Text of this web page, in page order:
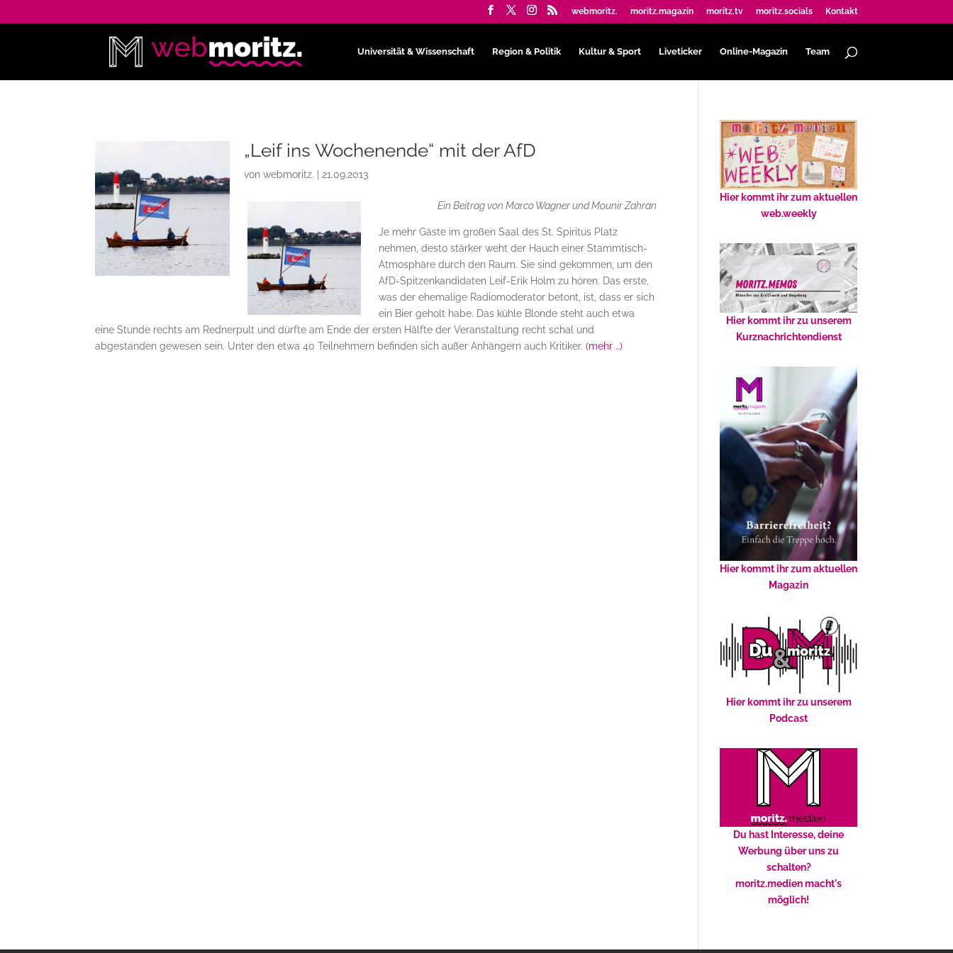
webmoritz. moritz.magazin moritz.tv moritz.socials Kontakt
Universität & Wissenschaft Region & Politik Kultur & Sport Liveticker Online-Magazin Team
„Leif ins Wochenende“ mit der AfD
vonwebmoritz. 21.09.2013
Ein Beitrag vonMarco Wagner und Mounir Zahran
Je mehr Gäste im großen Saal des St. Spiritus Platz
nehmen, desto stärker weht der Hauch einer Stammtisch-
Atmosphäre durch den Raum. Sie sind gekommen, um den
AfD-Spitzenkandidaten Leif-Erik Holm zu hören. Das erste,
was der ehemalige Radiomoderator betont, ist, dass er sich
ein Bier geholt habe. Das kühle Blonde steht auch etwa
eine Stunde rechts am Rednerpult und dürfte am Ende der ersten Hälfte der Veranstaltung recht schal und
abgestanden gewesen sein. Unter den etwa 40 Teilnehmern befinden sich außer Anhängern auch Kritiker.(mehr …)
Hier kommt ihr zum aktuellen
web.weekly
Hier kommt ihr zu unserem
Kurznachrichtendienst
Hier kommt ihr zum aktuellen
Magazin
Hier kommt ihr zu unserem
Podcast
Du hast Interesse, deine
Werbung über uns zu
schalten?
moritz.medien macht's
möglich!